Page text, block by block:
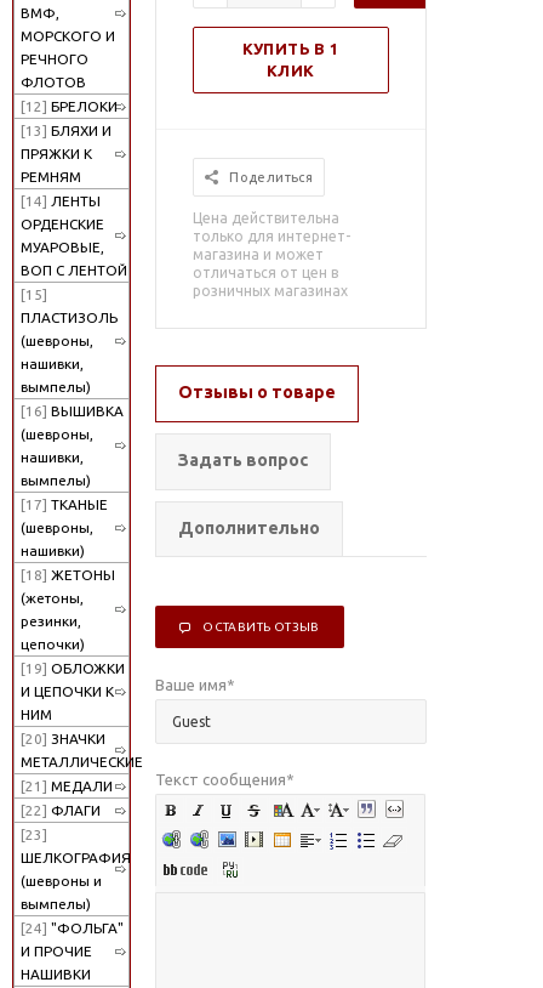
ВМФ,
МОРСКОГО И
РЕЧНОГО
ФЛОТОВ
[12] БРЕЛОКИ
[13] БЛЯХИ И
ПРЯЖКИ К
РЕМНЯМ
[14] ЛЕНТЫ
ОРДЕНСКИЕ
МУАРОВЫЕ,
ВОП С ЛЕНТОЙ
[15]
ПЛАСТИЗОЛЬ
(шевроны,
нашивки,
вымпелы)
[16] ВЫШИВКА
(шевроны,
нашивки,
вымпелы)
[17] ТКАНЫЕ
(шевроны,
нашивки)
[18] ЖЕТОНЫ
(жетоны,
резинки,
цепочки)
[19] ОБЛОЖКИ
И ЦЕПОЧКИ К
НИМ
[20] ЗНАЧКИ
МЕТАЛЛИЧЕСКИЕ
[21] МЕДАЛИ
[22] ФЛАГИ
[23]
ШЕЛКОГРАФИЯ
(шевроны и
вымпелы)
[24] "ФОЛЬГА"
И ПРОЧИЕ
НАШИВКИ
КУПИТЬ В 1
КЛИК
Поделиться
Цена действительна
только для интернет-
магазина и может
отличаться от цен в
розничных магазинах
Отзывы о товаре
Задать вопрос
Дополнительно
ОСТАВИТЬ ОТЗЫВ
Ваше имя*
Текст сообщения*